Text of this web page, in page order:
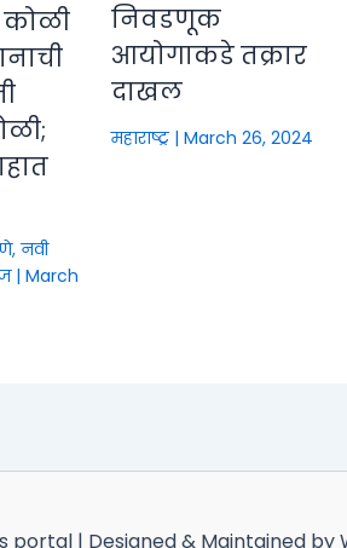
कोळी
नवी
| March
निवडणूक
आयोगाकडे तक्रार
दाखल
महाराष्ट्र| March 26, 2024
| Designed & Maintained by